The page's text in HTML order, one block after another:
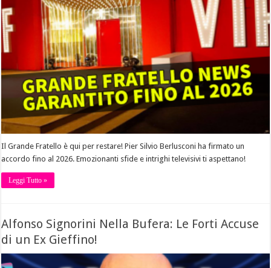
Il Grande Fratello è qui per restare! Pier Silvio Berlusconi ha firmato un
accordo fino al 2026. Emozionanti sfide e intrighi televisivi ti aspettano!
Leggi Tutto »
Alfonso Signorini Nella Bufera: Le Forti Accuse
di un Ex Gieffino!